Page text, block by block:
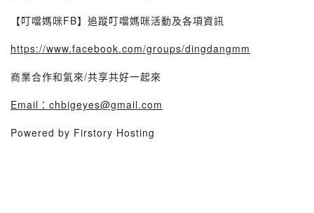
【叮噹媽咪FB】追蹤叮噹媽咪活動及各項資訊
https://www.facebook.com/groups/dingdangmm
商業合作和氣來/共享共好一起來
Email：chbigeyes@gmail.com
Powered by Firstory Hosting